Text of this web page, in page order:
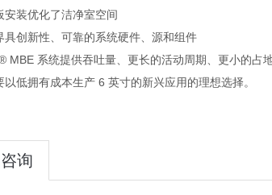
安装优化了洁净室空间
具创新性、可靠的系统硬件、源和组件
MBE 系统提供吞吐量、更长的活动周期、更小的占
以低拥有成本生产 6 英寸的新兴应用的理想选择。
询